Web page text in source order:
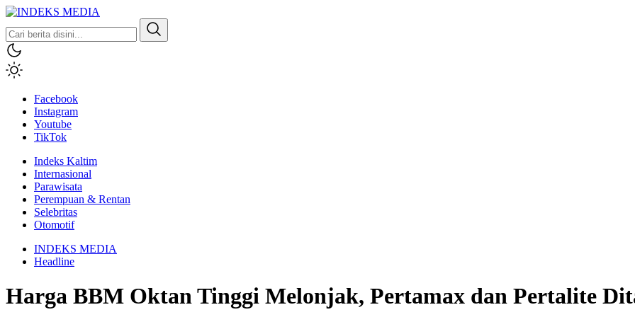
INDEKS MEDIA
Berita Hari Ini Di Indonesia & Internasional
Facebook
Instagram
Youtube
TikTok
Indeks Kaltim
Internasional
Parawisata
Perempuan & Rentan
Selebritas
Otomotif
INDEKS MEDIA
Headline
Harga BBM Oktan Tinggi Melonjak, Pertamax dan Pertalite